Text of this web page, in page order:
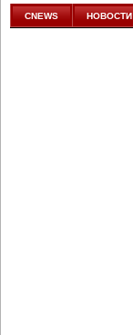
к аналитике
CNEWS НОВОСТИ